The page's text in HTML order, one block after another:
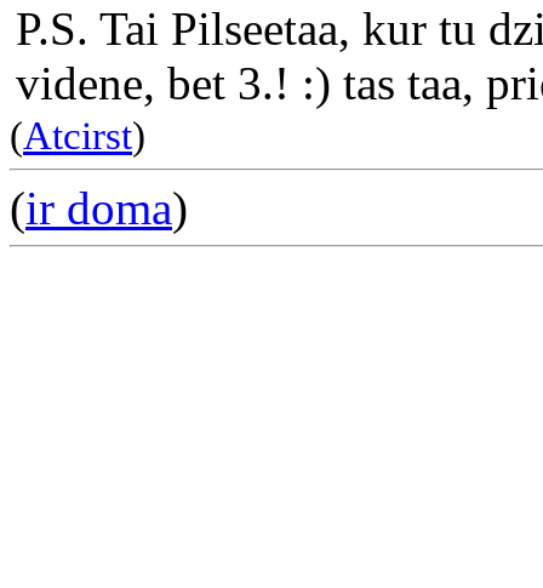
P.S. Tai Pilseetaa, kur tu
videne, bet 3.! :) tas taa,
(Atcirst)
(ir doma)